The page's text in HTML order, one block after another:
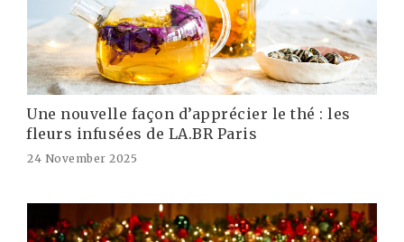
Une nouvelle façon d’apprécier le thé : les
fleurs infusées de LA.BR Paris
24 November 2025